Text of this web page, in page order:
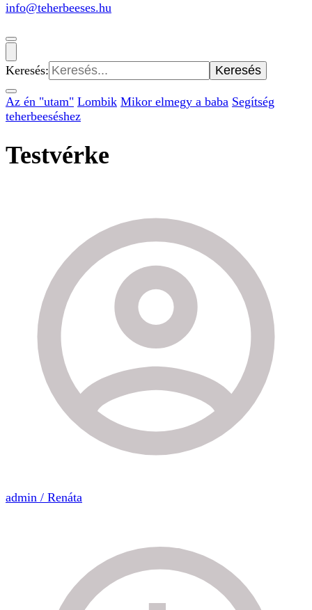
info@teherbeeses.hu
Keresés:
Az én "utam" Lombik Mikor elmegy a baba Segítség
teherbeeséshez
Testvérke
admin / Renáta